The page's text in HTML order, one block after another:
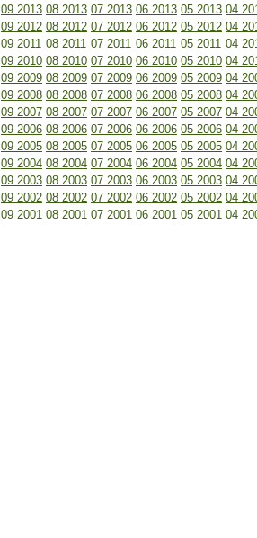
09 2013 08 2013 07 2013 06 2013 05 2013 04
09 2012 08 2012 07 2012 06 2012 05 2012 04
09 2011 08 2011 07 2011 06 2011 05 2011 04
09 2010 08 2010 07 2010 06 2010 05 2010 04
09 2009 08 2009 07 2009 06 2009 05 2009 04
09 2008 08 2008 07 2008 06 2008 05 2008 04
09 2007 08 2007 07 2007 06 2007 05 2007 04
09 2006 08 2006 07 2006 06 2006 05 2006 04
09 2005 08 2005 07 2005 06 2005 05 2005 04
09 2004 08 2004 07 2004 06 2004 05 2004 04
09 2003 08 2003 07 2003 06 2003 05 2003 04
09 2002 08 2002 07 2002 06 2002 05 2002 04
09 2001 08 2001 07 2001 06 2001 05 2001 04